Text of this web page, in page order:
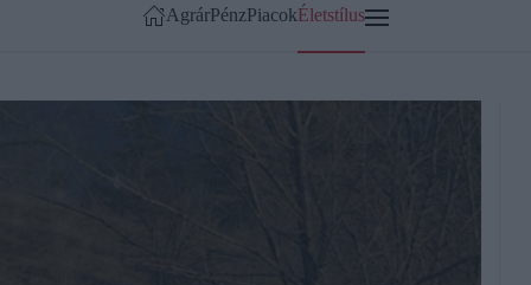
AgrárPénzPiacokÉletstílus